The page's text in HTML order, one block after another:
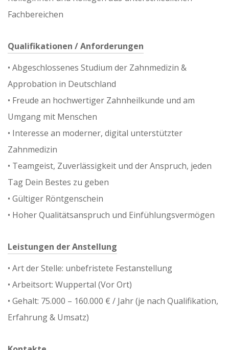
Fachbereichen
Qualifikationen / Anforderungen
•⁠ ⁠Abgeschlossenes Studium der Zahnmedizin &
Approbation in Deutschland
•⁠ ⁠Freude an hochwertiger Zahnheilkunde und am
Umgang mit Menschen
•⁠ ⁠Interesse an moderner, digital unterstützter
Zahnmedizin
•⁠ ⁠Teamgeist, Zuverlässigkeit und der Anspruch, jeden
Tag Dein Bestes zu geben
•⁠ ⁠Gültiger Röntgenschein
•⁠ ⁠Hoher Qualitätsanspruch und Einfühlungsvermögen
Leistungen der Anstellung
•⁠ ⁠Art der Stelle: unbefristete Festanstellung
•⁠ ⁠Arbeitsort: Wuppertal (Vor Ort)
•⁠ ⁠Gehalt: 75.000 – 160.000 € / Jahr (je nach Qualifikation,
Erfahrung & Umsatz)